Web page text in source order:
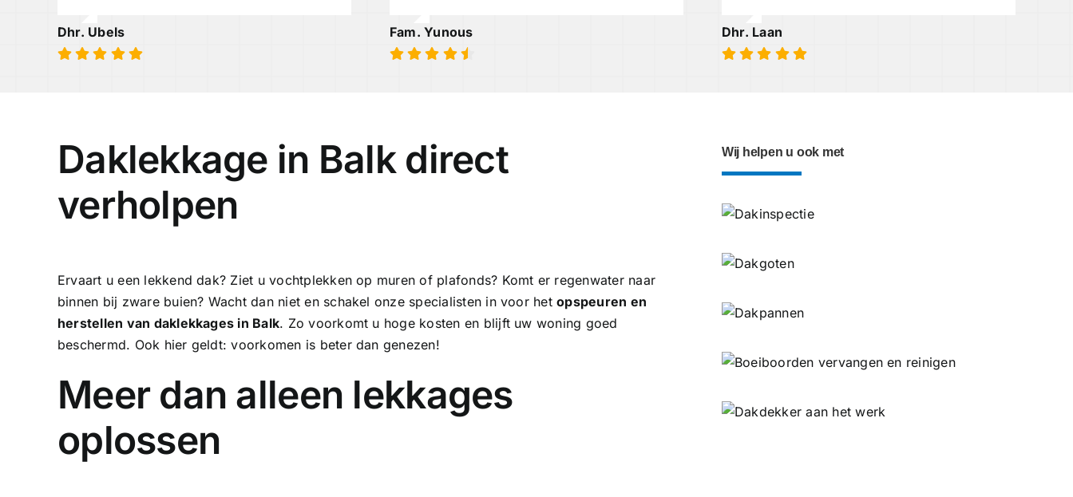
Dhr. Ubels Fam. Yunous Dhr. Laan
Daklekkage in Balk direct
verholpen
Ervaart u een lekkend dak? Ziet u vochtplekken op muren of plafonds? Komt er regenwater naar
binnen bij zware buien? Wacht dan niet en schakel onze specialisten in voor hetopspeuren en
herstellen van daklekkages in Balk. Zo voorkomt u hoge kosten en blijft uw woning goed
beschermd. Ook hier geldt: voorkomen is beter dan genezen!
Meer dan alleen lekkages
oplossen
Wij helpen u ook met